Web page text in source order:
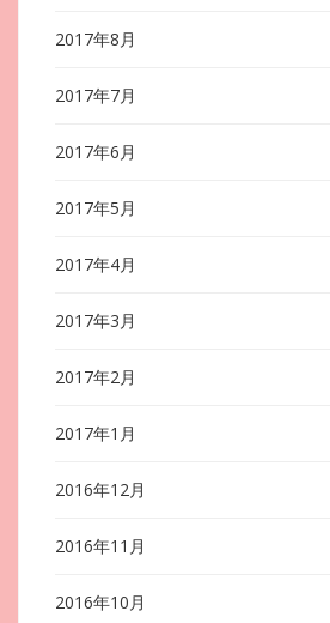
2017年8月
2017年7月
2017年6月
2017年5月
2017年4月
2017年3月
2017年2月
2017年1月
2016年12月
2016年11月
2016年10月